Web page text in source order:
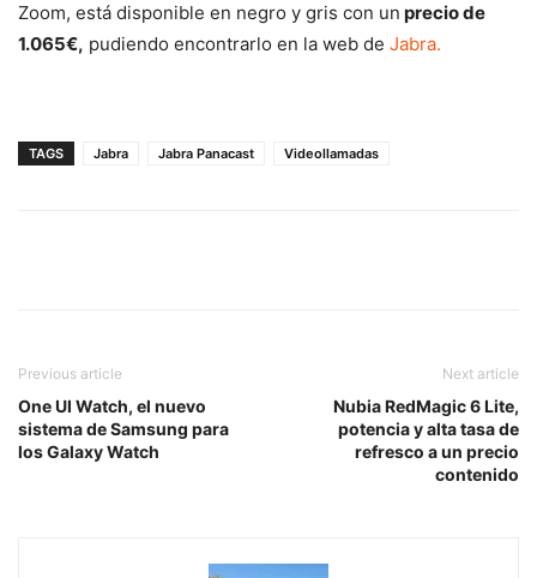
Zoom, está disponible en negro y gris con un precio de
1.065€, pudiendo encontrarlo en la web de Jabra.
TAGS Jabra Jabra Panacast Videollamadas
Previous article
One UI Watch, el nuevo
sistema de Samsung para
los Galaxy Watch
Next article
Nubia RedMagic 6 Lite,
potencia y alta tasa de
refresco a un precio
contenido